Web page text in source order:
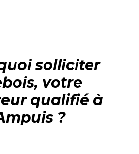
solliciter
votre
qualifié à
?